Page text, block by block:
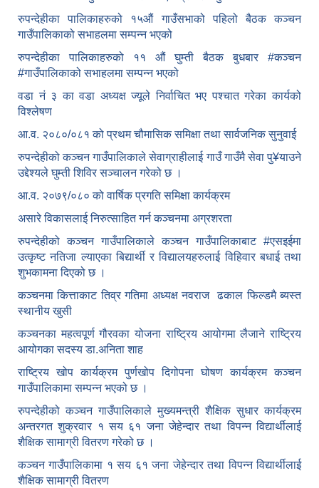
रुपन्देहीका पालिकाहरुको १५औं गाउँसभाको पहिलो बैठक कञ्चन
गाउँपालिकाको सभाहलमा सम्पन्न भएको
रुपन्देहीका पालिकाहरुको ११ औं घुम्ती बैठक बुधबार #कञ्चन
#गाउँपालिकाको सभाहलमा सम्पन्न भएको
वडा नं ३ का वडा अध्यक्ष ज्यूले निर्वाचित भए पश्चात गरेका कार्यको
विश्लेषण
आ.व. २०८०/०८१ को प्रथम चौमासिक समिक्षा तथा सार्वजनिक सुनुवाई
रुपन्देहीको कञ्चन गाउँपालिकाले सेवाग्राहीलाई गाउँ गाउँमै सेवा पु¥याउने
उद्देश्यले घुम्ती शिविर सञ्चालन गरेको छ ।
आ.व. २०७९/०८० को वार्षिक प्रगति समिक्षा कार्यक्रम
असारे विकासलाई निरुत्साहित गर्न कञ्चनमा अग्रशरता
रुपन्देहीको कञ्चन गाउँपालिकाले कञ्चन गाउँपालिकाबाट #एसइईमा
उत्कृष्ट नतिजा ल्याएका बिद्यार्थी र विद्यालयहरुलाई विहिवार बधाई तथा
शुभकामना दिएको छ ।
कञ्चनमा कित्ताकाट तिव्र गतिमा अध्यक्ष नवराज ढकाल फिल्डमै ब्यस्त
स्थानीय खुसी
कञ्चनका महत्वपूर्ण गौरवका योजना राष्ट्रिय आयोगमा लैजाने राष्ट्रिय
आयोगका सदस्य डा.अनिता शाह
राष्ट्रिय खोप कार्यक्रम पुर्णखोप दिगोपना घोषण कार्यक्रम कञ्‍चन
गाउँपालिकामा सम्पन्न भएको छ ।
रुपन्देहीको कञ्चन गाउँपालिकाले मुख्यमन्त्री शैक्षिक सुधार कार्यक्रम
अन्तरगत शुक्रवार १ सय ६१ जना जेहेन्दार तथा विपन्न विद्यार्थीलाई
शैक्षिक सामाग्री वितरण गरेको छ ।
कञ्चन गाउँपालिकामा १ सय ६१ जना जेहेन्दार तथा विपन्न विद्यार्थीलाई
शैक्षिक सामाग्री वितरण